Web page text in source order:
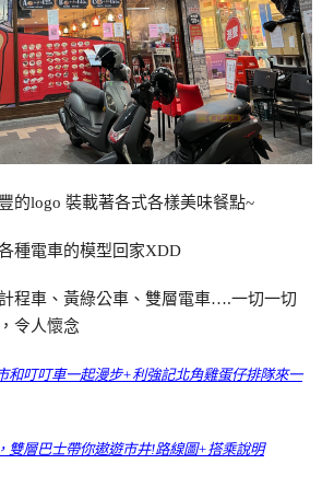
的logo 裝載著各式各樣美味餐點~
種電車的模型回家XDD
程車、黃綠公車、雙層電車….一切一切
令人懷念
和叮叮車一起漫步+利強記北角雞蛋仔排隊來一
雙層巴士帶你遨遊市井!路線圖+搭乘說明